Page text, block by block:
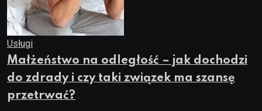
Usługi
Małżeństwo na odległość – jak dochodzi
do zdrady i czy taki związek ma szansę
przetrwać?